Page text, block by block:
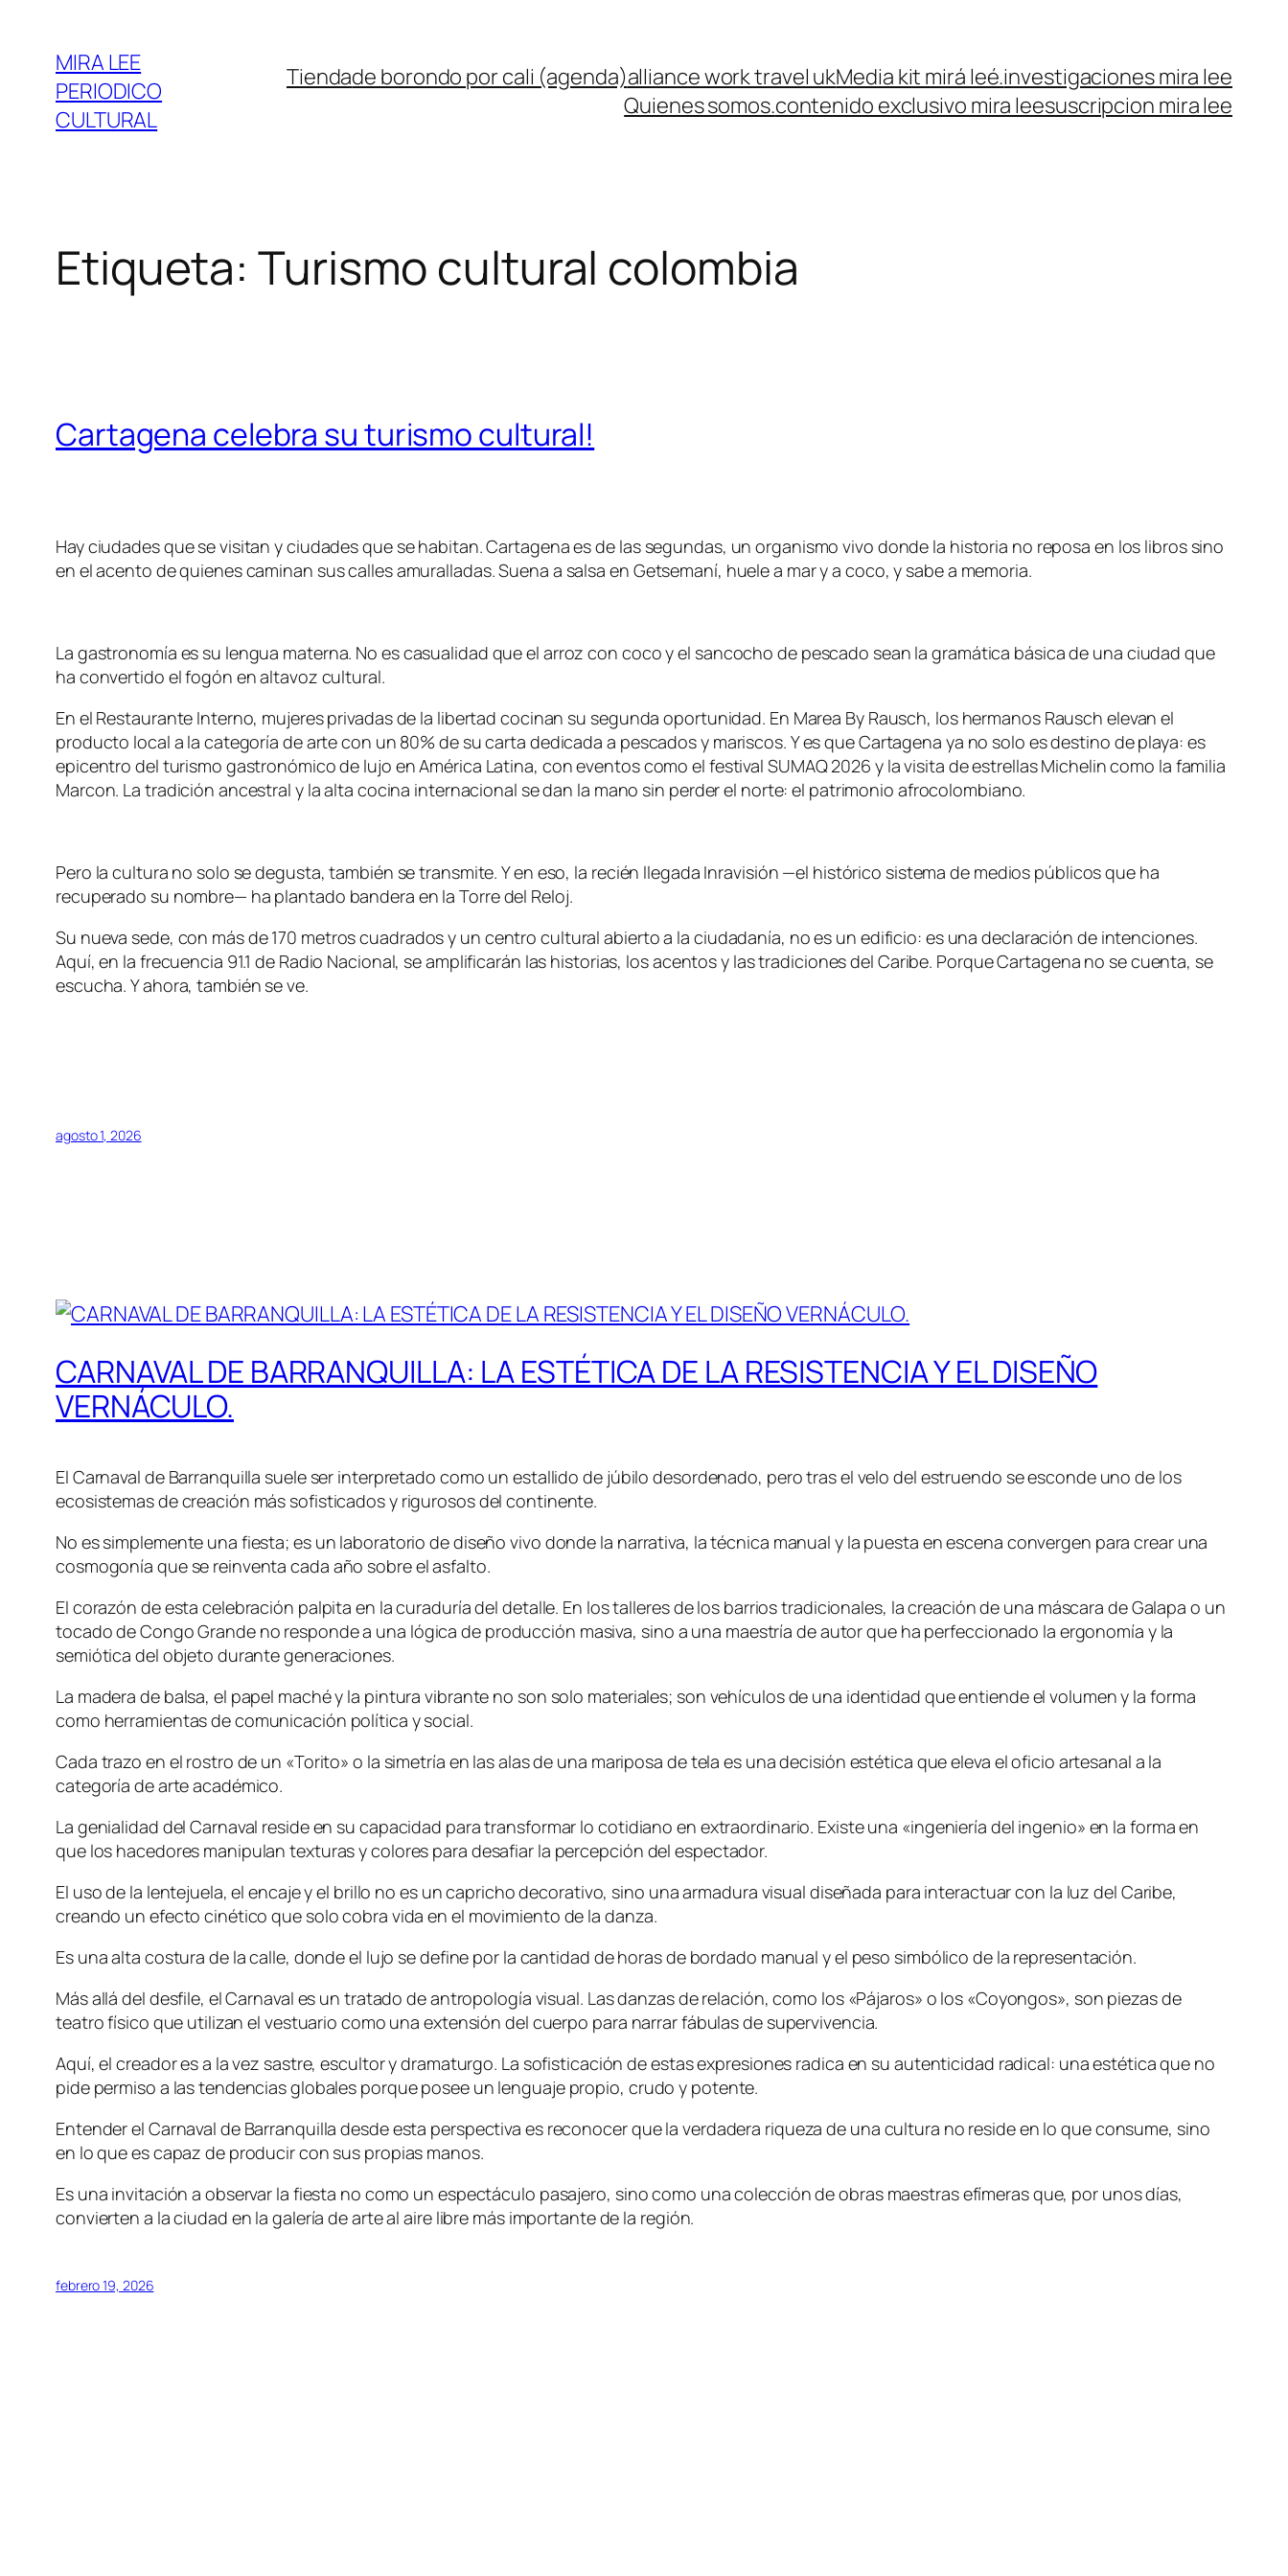
contenido
MIRA LEE
PERIODICO
CULTURAL
Tiendade borondo por cali (agenda)alliance work travel ukMedia kit mirá leé.investigaciones mira lee
Quienes somos.contenido exclusivo mira leesuscripcion mira lee
Etiqueta: Turismo cultural colombia
Cartagena celebra su turismo cultural!
Hay ciudades que se visitan y ciudades que se habitan. Cartagena es de las segundas, un organismo vivo donde la historia no reposa en los libros sino
en el acento de quienes caminan sus calles amuralladas. Suena a salsa en Getsemaní, huele a mar y a coco, y sabe a memoria.
La gastronomía es su lengua materna. No es casualidad que el arroz con coco y el sancocho de pescado sean la gramática básica de una ciudad que
ha convertido el fogón en altavoz cultural.
En el Restaurante Interno, mujeres privadas de la libertad cocinan su segunda oportunidad. En Marea By Rausch, los hermanos Rausch elevan el
producto local a la categoría de arte con un 80% de su carta dedicada a pescados y mariscos. Y es que Cartagena ya no solo es destino de playa: es
epicentro del turismo gastronómico de lujo en América Latina, con eventos como el festival SUMAQ 2026 y la visita de estrellas Michelin como la familia
Marcon. La tradición ancestral y la alta cocina internacional se dan la mano sin perder el norte: el patrimonio afrocolombiano.
Pero la cultura no solo se degusta, también se transmite. Y en eso, la recién llegada Inravisión —el histórico sistema de medios públicos que ha
recuperado su nombre— ha plantado bandera en la Torre del Reloj.
Su nueva sede, con más de 170 metros cuadrados y un centro cultural abierto a la ciudadanía, no es un edificio: es una declaración de intenciones.
Aquí, en la frecuencia 91.1 de Radio Nacional, se amplificarán las historias, los acentos y las tradiciones del Caribe. Porque Cartagena no se cuenta, se
escucha. Y ahora, también se ve.
agosto 1, 2026
CARNAVAL DE BARRANQUILLA: LA ESTÉTICA DE LA RESISTENCIA Y EL DISEÑO
VERNÁCULO.
El Carnaval de Barranquilla suele ser interpretado como un estallido de júbilo desordenado, pero tras el velo del estruendo se esconde uno de los
ecosistemas de creación más sofisticados y rigurosos del continente.
No es simplemente una fiesta; es un laboratorio de diseño vivo donde la narrativa, la técnica manual y la puesta en escena convergen para crear una
cosmogonía que se reinventa cada año sobre el asfalto.
El corazón de esta celebración palpita en la curaduría del detalle. En los talleres de los barrios tradicionales, la creación de una máscara de Galapa o un
tocado de Congo Grande no responde a una lógica de producción masiva, sino a una maestría de autor que ha perfeccionado la ergonomía y la
semiótica del objeto durante generaciones.
La madera de balsa, el papel maché y la pintura vibrante no son solo materiales; son vehículos de una identidad que entiende el volumen y la forma
como herramientas de comunicación política y social.
Cada trazo en el rostro de un «Torito» o la simetría en las alas de una mariposa de tela es una decisión estética que eleva el oficio artesanal a la
categoría de arte académico.
La genialidad del Carnaval reside en su capacidad para transformar lo cotidiano en extraordinario. Existe una «ingeniería del ingenio» en la forma en
que los hacedores manipulan texturas y colores para desafiar la percepción del espectador.
El uso de la lentejuela, el encaje y el brillo no es un capricho decorativo, sino una armadura visual diseñada para interactuar con la luz del Caribe,
creando un efecto cinético que solo cobra vida en el movimiento de la danza.
Es una alta costura de la calle, donde el lujo se define por la cantidad de horas de bordado manual y el peso simbólico de la representación.
Más allá del desfile, el Carnaval es un tratado de antropología visual. Las danzas de relación, como los «Pájaros» o los «Coyongos», son piezas de
teatro físico que utilizan el vestuario como una extensión del cuerpo para narrar fábulas de supervivencia.
Aquí, el creador es a la vez sastre, escultor y dramaturgo. La sofisticación de estas expresiones radica en su autenticidad radical: una estética que no
pide permiso a las tendencias globales porque posee un lenguaje propio, crudo y potente.
Entender el Carnaval de Barranquilla desde esta perspectiva es reconocer que la verdadera riqueza de una cultura no reside en lo que consume, sino
en lo que es capaz de producir con sus propias manos.
Es una invitación a observar la fiesta no como un espectáculo pasajero, sino como una colección de obras maestras efímeras que, por unos días,
convierten a la ciudad en la galería de arte al aire libre más importante de la región.
febrero 19, 2026